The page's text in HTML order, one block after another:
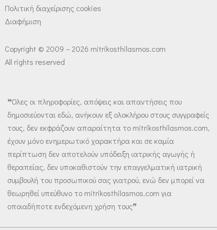
Πολιτική διαχείρισης cookies
Διαφήμιση
Copyright © 2009 – 2026 mitrikosthilasmos.com
All rights reserved
❝Όλες οι πληροφορίες, απόψεις και απαντήσεις που
δημοσιεύονται εδώ, ανήκουν εξ ολοκλήρου στους συγγραφείς
τους, δεν εκφράζουν απαραίτητα το mitrikosthilasmos.com,
έχουν μόνο ενημερωτικό χαρακτήρα και σε καμία
περίπτωση δεν αποτελούν υπόδειξη ιατρικής αγωγής ή
θεραπείας, δεν υποκαθιστούν την επαγγελματική ιατρική
συμβουλή του προσωπικού σας γιατρού, ενώ δεν μπορεί να
θεωρηθεί υπεύθυνο το mitrikosthilasmos.com για
οποιαδήποτε ενδεχόμενη χρήση τους❞